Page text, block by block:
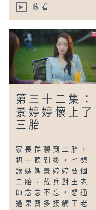
收看
第三十二集：
景婷婷懷上了
三胎
家長群聊到二胎，
初一聽到後，也想
讓媽媽景婷婷要個
二胎。戴兵對王老
師念念不忘，想通
過果寶多接觸王老